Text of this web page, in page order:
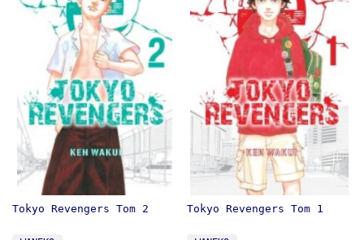
Tokyo Revengers Tom 2 Tokyo Revengers Tom 1